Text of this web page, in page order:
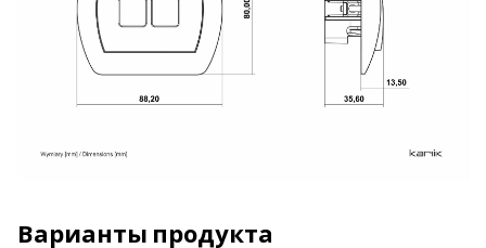
Варианты продукта